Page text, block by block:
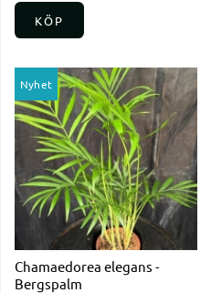
KÖP
Nyhet
Chamaedorea elegans -
Bergspalm